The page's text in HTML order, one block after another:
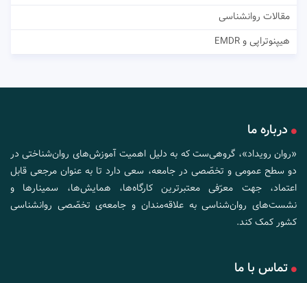
مقالات روانشناسی
هیپنوتراپی و EMDR
درباره ما
«روان رویداد»، گروهی‌ست که به دلیل اهمیت آموزش‌های روان‌شناختی در
دو سطح عمومی و تخصّصی در جامعه، سعی دارد تا به عنوان مرجعی قابل
اعتماد، جهت معرّفی معتبرترین کارگاه‌ها، همایش‌ها، سمینارها و
نشست‌های روان‌شناسی به علاقه‌مندان و جامعه‌ی تخصّصی روانشناسی
کشور کمک کند.
تماس با ما